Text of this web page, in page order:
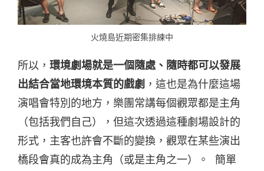
火燒島近期密集排練中
所以， 環境劇場就是一個隨處、隨時都可以發展
出結合當地環境本質的戲劇 ，這也是為什麼這場
演唱會特別的地方，樂團常講每個觀眾都是主角
（包括我們自己），但這次透過這種劇場設計的
形式，主客也許會不斷的變換，觀眾在某些演出
橋段會真的成為主角（或是主角之一）。 簡單